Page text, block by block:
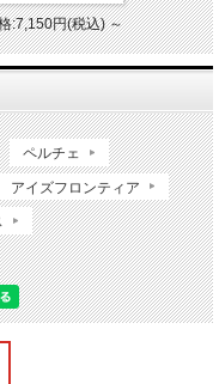
:7,150円(税込)～
ペルチェ
アイズフロンティア